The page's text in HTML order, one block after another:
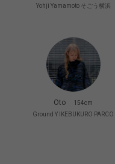
Yohji Yamamoto そごう横浜
Oto
154cm
Ground Y IKEBUKURO PARCO